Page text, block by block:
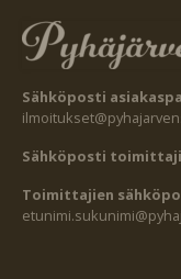
Sähköposti
Sähköposti
Toimittajien